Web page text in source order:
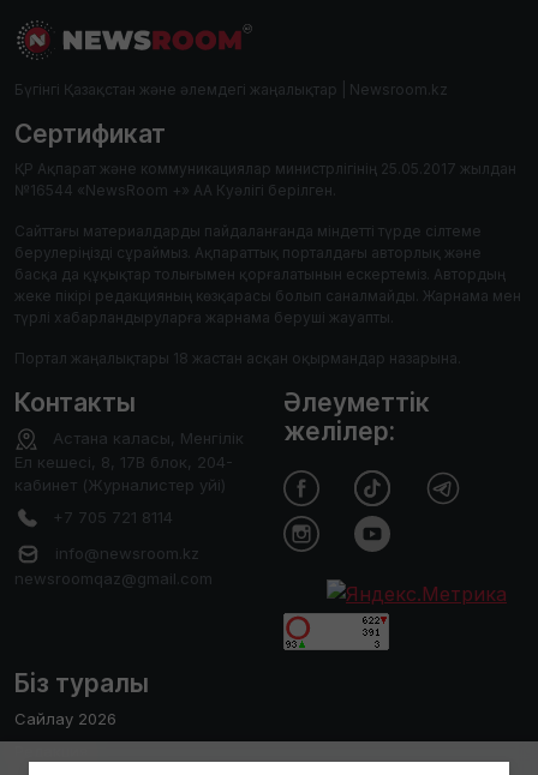
Бүгінгі Қазақстан және әлемдегі жаңалықтар | Newsroom.kz
Сертификат
ҚР Ақпарат және коммуникациялар министрлігінің 25.05.2017 жылдан
№16544 «NewsRoom +» АА Куәлігі берілген.
Сайттағы материалдарды пайдаланғанда міндетті түрде сілтеме
берулеріңізді сұраймыз. Ақпараттық порталдағы авторлық және
басқа да құқықтар толығымен қорғалатынын ескертеміз. Автордың
жеке пікірі редакцияның көзқарасы болып саналмайды. Жарнама мен
түрлі хабарландыруларға жарнама беруші жауапты.
Портал жаңалықтары 18 жастан асқан оқырмандар назарына.
Контакты
Астана каласы, Менгілік
Ел кешесі, 8, 17В блок, 204-
кабинет (Журналистер уйі)
+7 705 721 8114
info@newsroom.kz
newsroomqaz@gmail.com
Біз туралы
Сайлау 2026
Әлеуметтік
желілер: